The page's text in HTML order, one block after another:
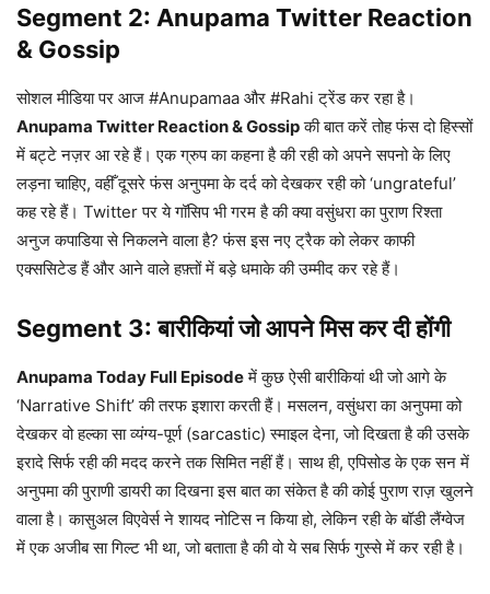
Segment 2: Anupama Twitter Reaction
& Gossip
सोशल मीडिया पर आज #Anupamaa और #Rahi ट्रेंड कर रहा है।
Anupama Twitter Reaction & Gossipकी बात करें तोह फंस दो हिस्सों
में बट्टे नज़र आ रहे हैं। एक ग्रुप का कहना है की रही को अपने सपनो के लिए
लड़ना चाहिए, वहीँ दूसरे फंस अनुपमा के दर्द को देखकर रही को ‘ungrateful’
कह रहे हैं। Twitter पर ये गॉसिप भी गरम है की क्या वसुंधरा का पुराण रिश्ता
अनुज कपाडिया से निकलने वाला है? फंस इस नए ट्रैक को लेकर काफी
एक्ससिटेड हैं और आने वाले हफ़्तों में बड़े धमाके की उम्मीद कर रहे हैं।
Segment 3: बारीकियां जो आपने मिस कर दी होंगी
Anupama Today Full Episodeमें कुछ ऐसी बारीकियां थी जो आगे के
‘Narrative Shift’ की तरफ इशारा करती हैं। मसलन, वसुंधरा का अनुपमा को
देखकर वो हल्का सा व्यंग्य-पूर्ण (sarcastic) स्माइल देना, जो दिखता है की उसके
इरादे सिर्फ रही की मदद करने तक सिमित नहीं हैं। साथ ही, एपिसोड के एक सन में
अनुपमा की पुराणी डायरी का दिखना इस बात का संकेत है की कोई पुराण राज़ खुलने
वाला है। कासुअल विएवेर्स ने शायद नोटिस न किया हो, लेकिन रही के बॉडी लैंग्वेज
में एक अजीब सा गिल्ट भी था, जो बताता है की वो ये सब सिर्फ गुस्से में कर रही है।